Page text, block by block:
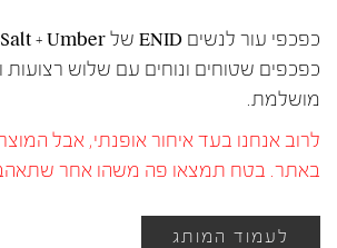
כפכפי עור לנשים ENID של Salt + Umber.
כפכפים שטוחים ונוחים עם שלוש
מושלמת.
לרוב אנחנו בעד איחור אופנתי, אבל
באתר. בטח תמצאו פה משהו אחר
לעמוד המותג